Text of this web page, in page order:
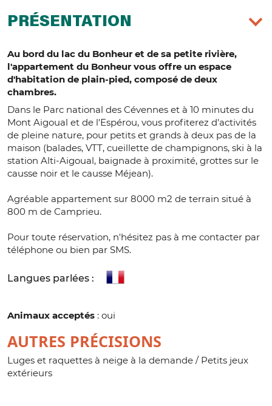
PRÉSENTATION
Au bord du lac du Bonheur et de sa petite rivière,
l'appartement du Bonheur vous offre un espace
d'habitation de plain-pied, composé de deux
chambres.
Dans le Parc national des Cévennes et à 10 minutes du
Mont Aigoual et de l'Espérou, vous profiterez d'activités
de pleine nature, pour petits et grands à deux pas de la
maison (balades, VTT, cueillette de champignons, ski à la
station Alti-Aigoual, baignade à proximité, grottes sur le
causse noir et le causse Méjean).
Agréable appartement sur 8000 m2 de terrain situé à
800 m de Camprieu.
Pour toute réservation, n'hésitez pas à me contacter par
téléphone ou bien par SMS.
Langues parlées :
Animaux acceptés : oui
AUTRES PRÉCISIONS
Luges et raquettes à neige à la demande / Petits jeux
extérieurs